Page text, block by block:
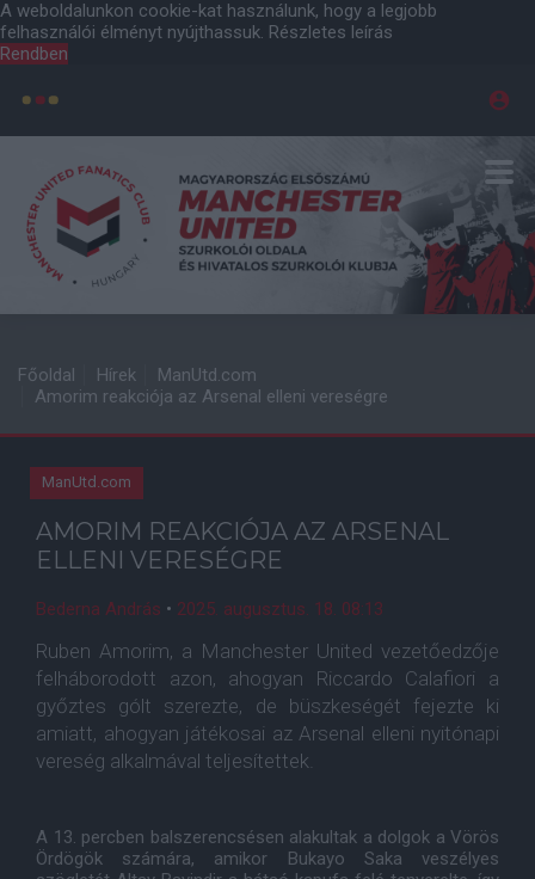
A weboldalunkon cookie-kat használunk, hogy a legjobb
felhasználói élményt nyújthassuk. Részletes leírás
Rendben
Főoldal Hírek
ManUtd.com
Amorim reakciója az Arsenal elleni vereségre
ManUtd.com
AMORIM REAKCIÓJA AZ ARSENAL
ELLENI VERESÉGRE
Bederna András • 2025. augusztus. 18. 08:13
Ruben Amorim, a Manchester United vezetőedzője
felháborodott azon, ahogyan Riccardo Calafiori a
győztes gólt szerezte, de büszkeségét fejezte ki
amiatt, ahogyan játékosai az Arsenal elleni nyitónapi
vereség alkalmával teljesítettek.
A 13. percben balszerencsésen alakultak a dolgok a Vörös
Ördögök számára, amikor Bukayo Saka veszélyes